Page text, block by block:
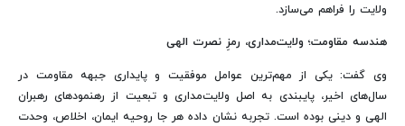
ولایت را فراهم می‌سازد.
هندسه مقاومت؛ ولایت‌مداری، رمزِ نصرت الهی
وی گفت: یکی از مهم‌ترین عوامل موفقیت و پایداری جبهه مقاومت در
سال‌های اخیر، پایبندی به اصل ولایت‌مداری و تبعیت از رهنمودهای رهبران
الهی و دینی بوده است. تجربه نشان داده هر جا روحیه ایمان، اخلاص، وحدت